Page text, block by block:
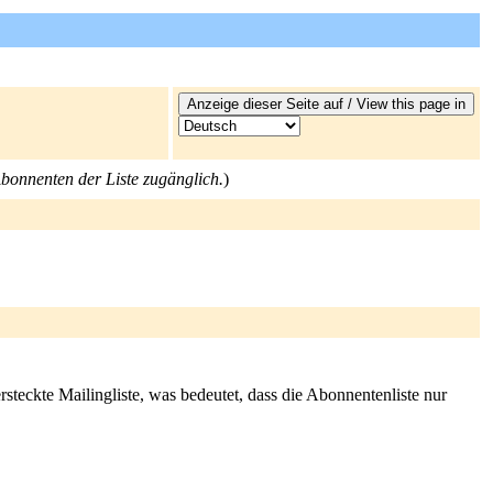
der Liste zugänglich.)
Mailingliste, was bedeutet, dass die Abonnentenliste nur